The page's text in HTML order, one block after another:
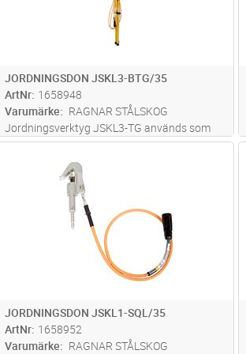
JORDNINGSDON JSKL3-BTG/35
ArtNr 1658948
Varumärke
RAGNAR STÅLSKOG
Jordningsverktyg JSKL3-TG används som
linjejordningsverktyg för friledning, låg- och
högspänning 0,4 - 52 kV. Max Märkström 8,0
kA/1s, Inkluderade längd(er): 2,5+2,5+1+0,3
meter, Cu-tillägg tillkomm
ST
JORDNINGSDON JSKL1-SQL/35
ArtNr 1658952
Varumärke
RAGNAR STÅLSKOG